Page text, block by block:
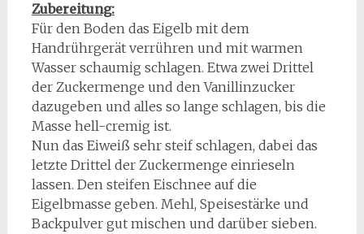
Zubereitung:
Für den Boden das Eigelb mit dem
Handrührgerät verrühren und mit warmen
Wasser schaumig schlagen. Etwa zwei Drittel
der Zuckermenge und den Vanillinzucker
dazugeben und alles so lange schlagen, bis die
Masse hell-cremig ist.
Nun das Eiweiß sehr steif schlagen, dabei das
letzte Drittel der Zuckermenge einrieseln
lassen. Den steifen Eischnee auf die
Eigelbmasse geben. Mehl, Speisestärke und
Backpulver gut mischen und darüber sieben.